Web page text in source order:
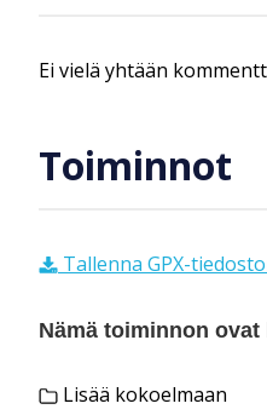
Ei vielä yhtään
Toiminnot
Tallenna GPX-
Nämä toiminnon
Lisää kokoelmaan